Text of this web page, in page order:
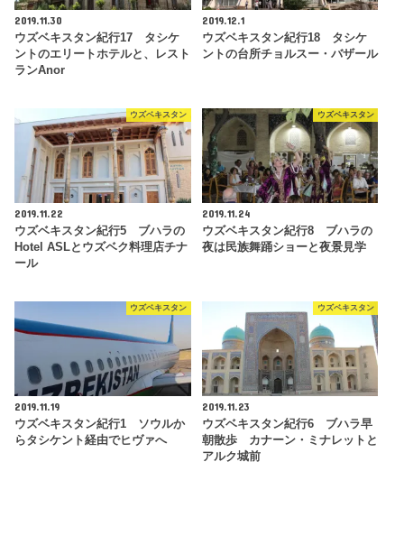
2019.11.30
ウズベキスタン紀行17 タシケ
ントのエリートホテルと、レスト
ランAnor
2019.12.1
ウズベキスタン紀行18 タシケ
ントの台所チョルスー・バザール
ウズベキスタン
2019.11.22
ウズベキスタン紀行5 ブハラの
Hotel ASLとウズベク料理店チナ
ール
ウズベキスタン
2019.11.24
ウズベキスタン紀行8 ブハラの
夜は民族舞踊ショーと夜景見学
ウズベキスタン
2019.11.19
ウズベキスタン紀行1 ソウルか
らタシケント経由でヒヴァへ
ウズベキスタン
2019.11.23
ウズベキスタン紀行6 ブハラ早
朝散歩 カナーン・ミナレットと
アルク城前